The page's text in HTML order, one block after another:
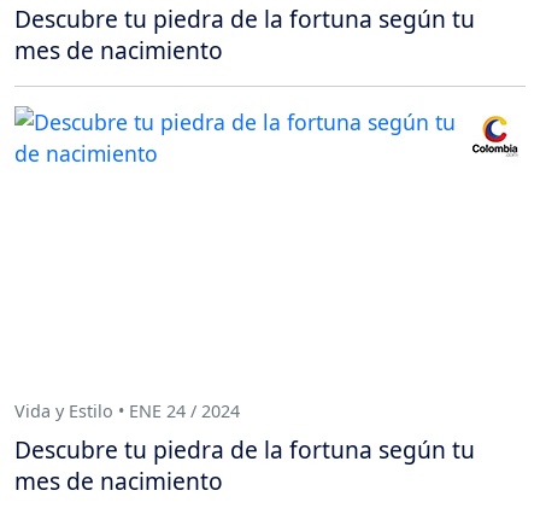
Descubre tu piedra de la fortuna según tu
mes de nacimiento
Vida y Estilo • ENE 24 / 2024
Descubre tu piedra de la fortuna según tu
mes de nacimiento